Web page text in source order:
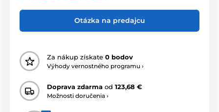
Otázka na predajcu
Za nákup získate 0 bodov
Výhody vernostného programu ›
Doprava zdarma od 123,68 €
Možnosti doručenia ›